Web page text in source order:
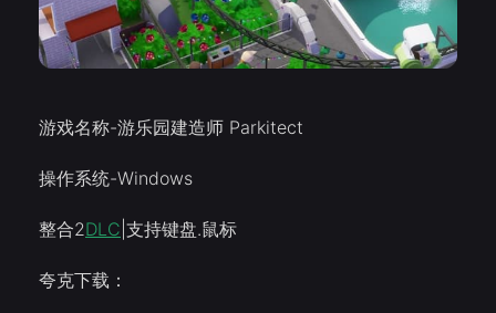
游戏名称-游乐园建造师 Parkitect
操作系统-Windows
整合2DLC |支持键盘.鼠标
夸克下载：